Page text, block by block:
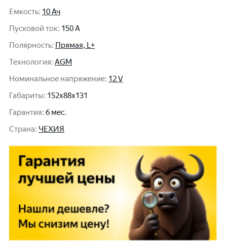
Емкость: 10 Ач
Пусковой ток: 150 A
Полярность: Прямая, L+
Технология: AGM
Номинальное напряжение: 12 V
Габариты: 152x88x131
Гарантия: 6 мес.
Cтрана: ЧЕХИЯ